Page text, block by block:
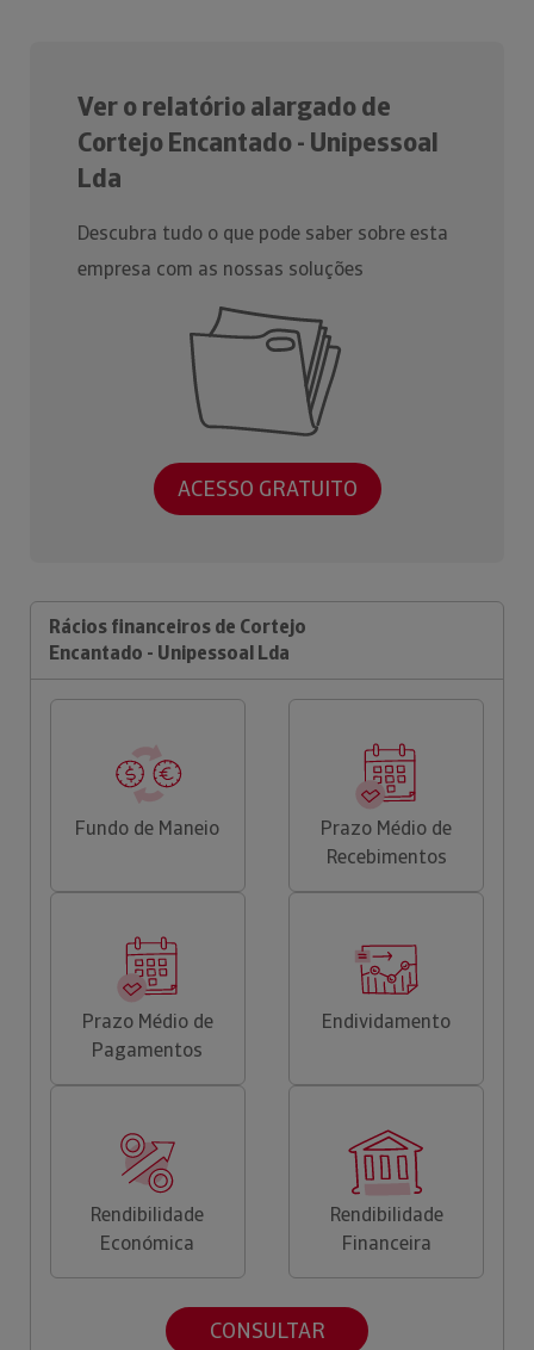
Ver o relatório alargado de
Cortejo Encantado - Unipessoal
Lda
Descubra tudo o que pode saber sobre esta
empresa com as nossas soluções
ACESSO GRATUITO
Rácios financeiros de Cortejo
Encantado - Unipessoal Lda
Fundo de Maneio
Prazo Médio de
Recebimentos
Prazo Médio de
Pagamentos
Endividamento
Rendibilidade
Económica
Rendibilidade
Financeira
CONSULTAR